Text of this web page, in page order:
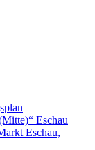
Eschau
Eschau,